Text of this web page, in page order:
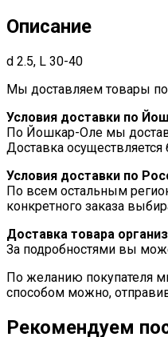
Описание
d 2.5, L 30-40
Мы доставляем товары
Условия доставки по
По Йошкар-Оле мы
Доставка
Условия доставки по
По всем остальным
конкретного заказа
Доставка товара
За подробностями вы
По желанию покупателя
способом можно,
Рекомендуем